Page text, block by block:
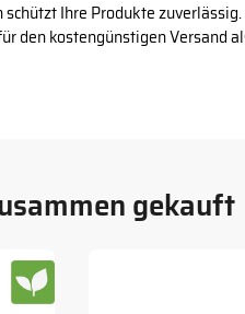
Ihre Produkte
den kostengünstigen Versand
gekauft